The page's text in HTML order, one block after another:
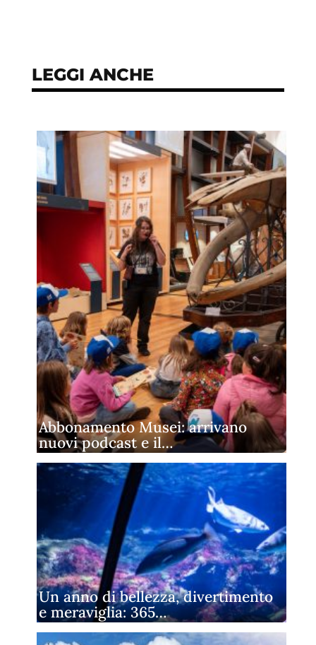
LEGGI ANCHE
Abbonamento Musei: arrivano
nuovi podcast e il…
Un anno di bellezza, divertimento
e meraviglia: 365…